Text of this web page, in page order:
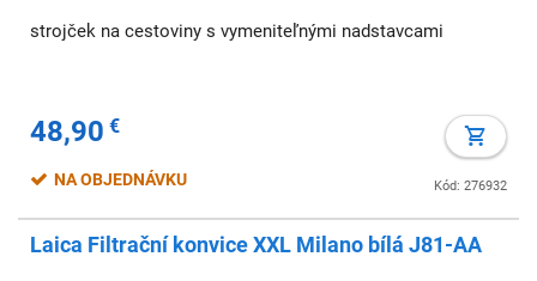
strojček na cestoviny s vymeniteľnými nadstavcami
48,90 €
Kód: 276932
NA OBJEDNÁVKU
Laica Filtrační konvice XXL Milano bílá J81-AA